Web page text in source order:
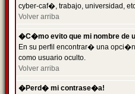
cyber-caf�, trabajo, universidad,
Volver arriba
�C�mo evito que mi nombre de
En su perfil encontrar� una
como usuario oculto.
Volver arriba
�Perd� mi contrase�a!